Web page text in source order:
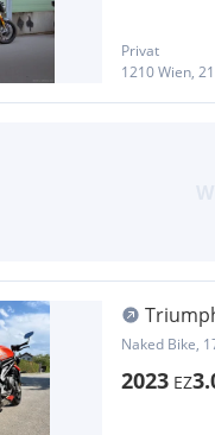
Privat
1210 Wien,
Naked Bike,
2023 EZ